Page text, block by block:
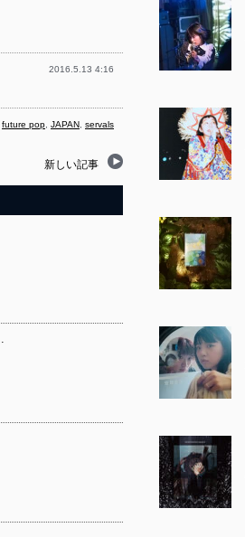
2016.5.13 4:16
future pop JAPAN servals
新しい記事